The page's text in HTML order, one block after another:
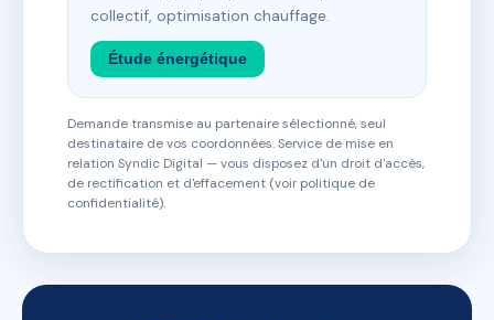
collectif, optimisation chauffage.
Étude énergétique
Demande transmise au partenaire sélectionné, seul
destinataire de vos coordonnées. Service de mise en
relation Syndic Digital — vous disposez d'un droit d'accès,
de rectification et d'effacement (voir politique de
confidentialité).